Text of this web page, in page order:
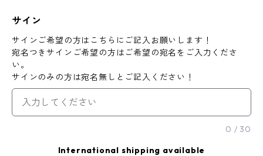
サイン
サインご希望の方はこちらにご記入お願いします！
宛名つきサインご希望の方はご希望の宛名をご入力くださ
い。
サインのみの方は宛名無しとご記入ください！
0 / 30
International shipping available